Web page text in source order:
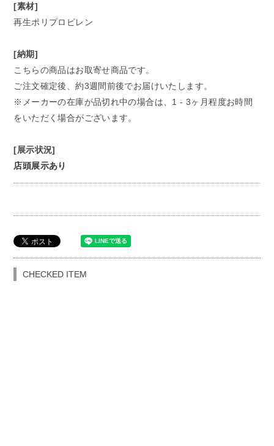
[素材]
再生ポリプロピレン
[納期]
こちらの商品はお取寄せ商品です。
ご注文確定後、約3週間前後でお届けいたします。
※メーカーの在庫が品切れ中の場合は、1 - 3ヶ月程度お時間
をいただく場合がございます。
[展示状況]
店頭展示あり
CHECKED ITEM